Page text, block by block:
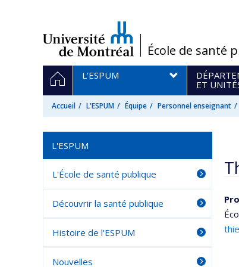
/École de santé
Navigation
principale
ACCUEIL
L'ESPUM
ET
Accueil L'ESPUM Équipe Personnel enseignant
L'ESPUM
L'École de santé publique
Découvrir la santé publique
Histoire de l'ESPUM
Nouvelles